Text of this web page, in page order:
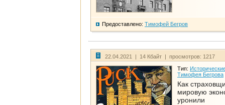
Предоставлено: Тимофей Бегров
22.04.2021 | 14 Кбайт | просмотров: 1217
Тип:
Тимофея Бегрова
Как
мировую
уронили